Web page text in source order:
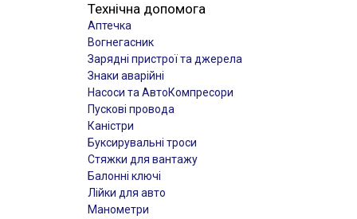
Технічна допомога
Аптечка
Вогнегасник
Зарядні пристрої та джерела
Знаки аварійні
Насоси та АвтоКомпресори
Пускові провода
Каністри
Буксирувальні троси
Стяжки для вантажу
Балонні ключі
Лійки для авто
Манометри